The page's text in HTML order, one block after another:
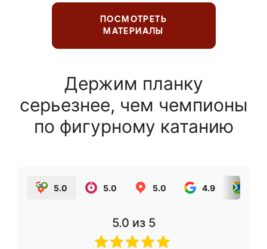
ПОСМОТРЕТЬ
МАТЕРИАЛЫ
Держим планку
серьезнее, чем чемпионы
по фигурному катанию
5.0 5.0 5.0 4.9
5.0 из 5